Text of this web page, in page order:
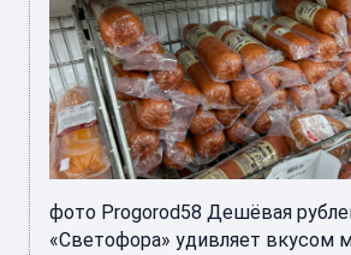
фото Progorod58 Дешёвая
«Светофора» удивляет вкусом